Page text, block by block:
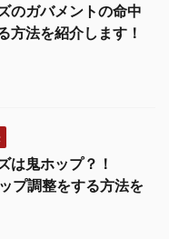
のガバメントの命中
方法を紹介します！
は鬼ホップ？！
プ調整をする方法を